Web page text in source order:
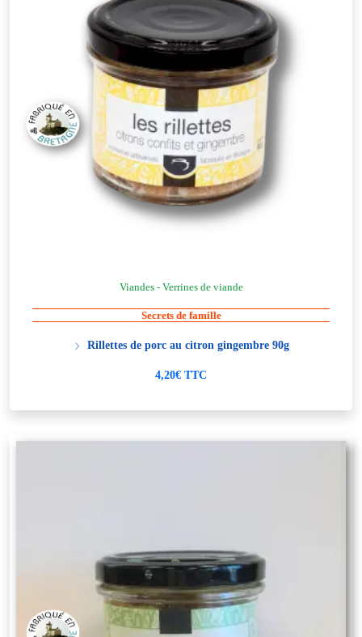
Viandes - Verrines de viande
Secrets de famille
Rillettes de porc au citron gingembre 90g
4,20€ TTC